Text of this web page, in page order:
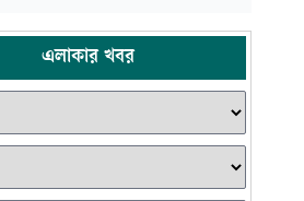
এলাকার খবর